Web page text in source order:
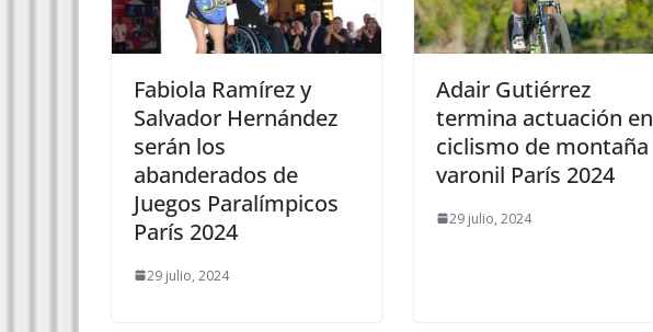
Fabiola Ramírez y
Salvador Hernández
serán los
abanderados de
Juegos Paralímpicos
París 2024
29 julio, 2024
Adair Gutiérrez
termina actuación en
ciclismo de montaña
varonil París 2024
29 julio, 2024